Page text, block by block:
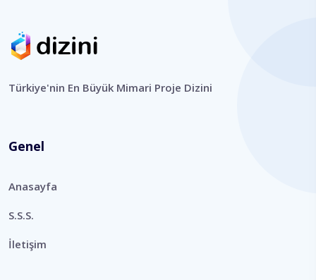
Türkiye'nin En Büyük Mimari Proje Dizini
Genel
Anasayfa
S.S.S.
İletişim